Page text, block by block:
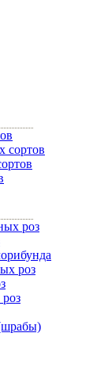
сортов
роз
роз